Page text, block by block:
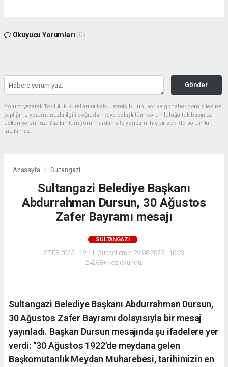
Okuyucu Yorumları (0)
Gönder
Yorum yazarak Topluluk Kuralları’nı kabul etmiş bulunuyor ve gphaber.com sitesine
yaptığınız yorumunuzla ilgili doğrudan veya dolaylı tüm sorumluluğu tek başınıza
üstleniyorsunuz. Yazılan tüm yorumlardan site yönetimi hiçbir şekilde sorumlu
tutulamaz.
Anasayfa Sultangazi
Sultangazi Belediye Başkanı
Abdurrahman Dursun, 30 Ağustos
Zafer Bayramı mesajı
SULTANGAZI
27.08.2025 - 19:11, Güncelleme: 29.08.2025 - 10:23
24268+ kez okundu.
Sultangazi Belediye Başkanı Abdurrahman Dursun,
30 Ağustos Zafer Bayramı dolayısıyla bir mesaj
yayınladı. Başkan Dursun mesajında şu ifadelere yer
verdi: “30 Ağustos 1922’de meydana gelen
Başkomutanlık Meydan Muharebesi, tarihimizin en